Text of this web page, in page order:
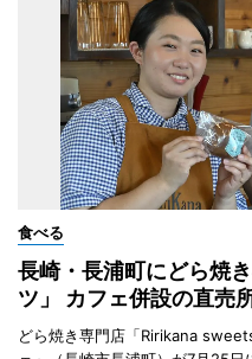
食べる
長崎・長浦町にどら焼
ツ」 カフェ併設の直売
どら焼き専門店「Ririkana